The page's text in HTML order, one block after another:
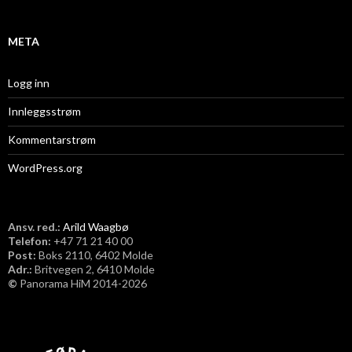
META
Logg inn
Innleggsstrøm
Kommentarstrøm
WordPress.org
Ansv. red.: Arild Waagbø
Telefon: ​+47 71 21 40 00
Post: Boks 2110, 6402 Molde
Adr.: Britvegen 2, 6410 Molde
© Panorama HiM 2014-2026